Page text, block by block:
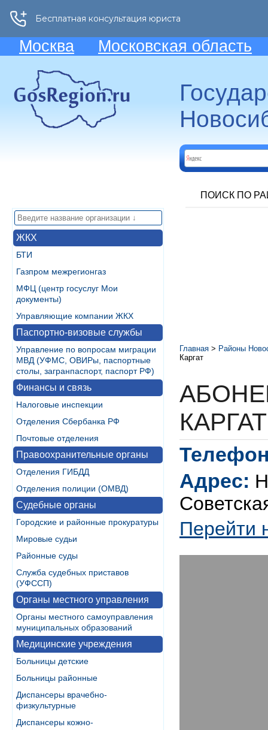
Москва Московская область
ПОИСК ПО
ЖКХ
БТИ
Газпром межрегионгаз
МФЦ (центр госуслуг Мои
документы)
Управляющие компании ЖКХ
Паспортно-визовые службы
Управление по вопросам миграции
МВД (УФМС, ОВИРы, паспортные
столы, загранпаспорт, паспорт РФ)
Финансы и связь
Налоговые инспекции
Отделения Сбербанка РФ
Почтовые отделения
Правоохранительные органы
Отделения ГИБДД
Отделения полиции (ОМВД)
Судебные органы
Городские и районные прокуратуры
Мировые судьи
Районные суды
Служба судебных приставов
(УФССП)
Органы местного управления
Органы местного самоуправления
муниципальных образований
Медицинские учреждения
Больницы детские
Больницы районные
Диспансеры врачебно-
физкультурные
Диспансеры кожно-
Главная > Районы
Каргат
КАРГАТ
Адрес:
Перейти